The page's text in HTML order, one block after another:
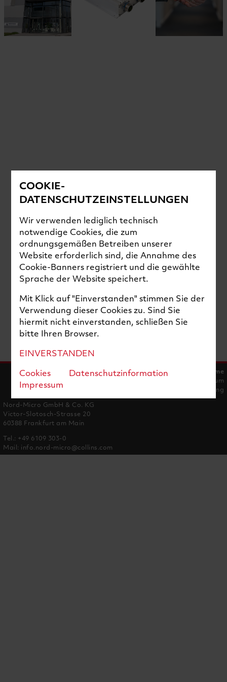
Nord-Micro GmbH & Co. KG
Victor-Slotosch-Strasse 20
60388 Frankfurt am Main
Tel.: +49 6109 303-0
Mail: info.nord-micro@collins.com
Home
Impressum
Datenschutzerklärung
COOKIE-
DATENSCHUTZEINSTELLUNGEN
Wir verwenden lediglich technisch
notwendige Cookies, die zum
ordnungsgemäßen Betreiben unserer
Website erforderlich sind, die Annahme des
Cookie-Banners registriert und die gewählte
Sprache der Website speichert.
Mit Klick auf "Einverstanden" stimmen Sie der
Verwendung dieser Cookies zu. Sind Sie
hiermit nicht einverstanden, schließen Sie
bitte Ihren Browser.
EINVERSTANDEN
Cookies
Datenschutzinformation
Impressum